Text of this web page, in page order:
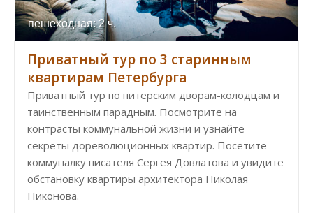
пешеходная: 2 ч.
Приватный тур по 3 старинным
квартирам Петербурга
Приватный тур по питерским дворам-колодцам и
таинственным парадным. Посмотрите на
контрасты коммунальной жизни и узнайте
секреты дореволюционных квартир. Посетите
коммуналку писателя Сергея Довлатова и увидите
обстановку квартиры архитектора Николая
Никонова.